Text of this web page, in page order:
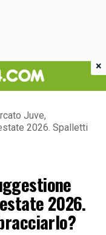
Juve,
2026. Spalletti
2026.
×